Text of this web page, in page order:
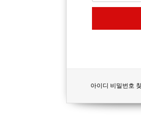
아이디 비밀번호 찾